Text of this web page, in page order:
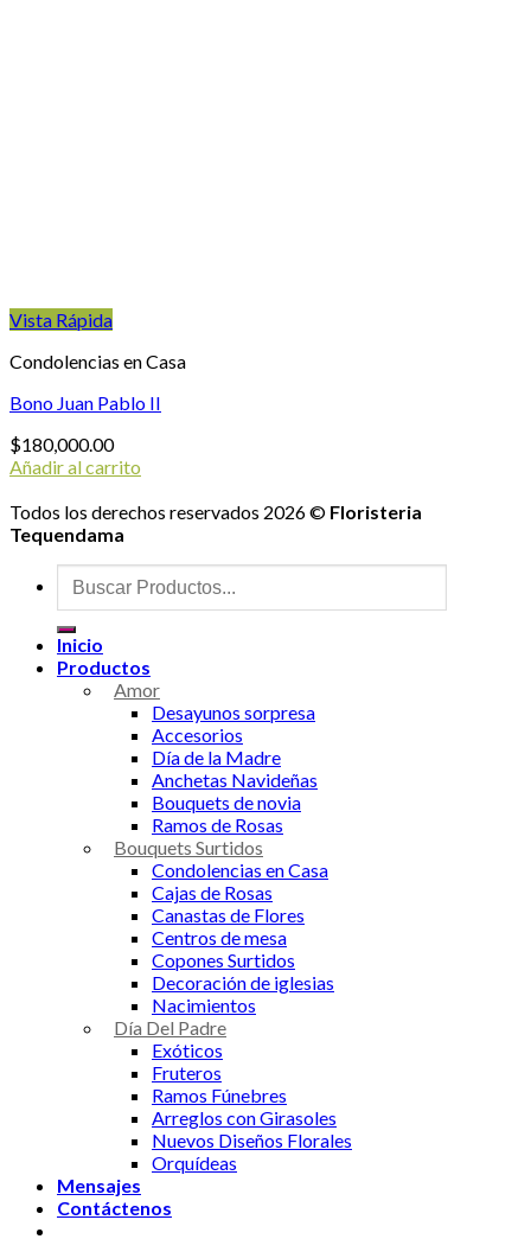
Vista Rápida
Condolencias en Casa
Bono Juan Pablo II
$180,000.00
Añadir al carrito
Todos los derechos reservados 2026 © Floristeria
Tequendama
Buscar
por:
Inicio
Productos
Amor
Desayunos sorpresa
Accesorios
Día de la Madre
Anchetas Navideñas
Bouquets de novia
Ramos de Rosas
Bouquets Surtidos
Condolencias en Casa
Cajas de Rosas
Canastas de Flores
Centros de mesa
Copones Surtidos
Decoración de iglesias
Nacimientos
Día Del Padre
Exóticos
Fruteros
Ramos Fúnebres
Arreglos con Girasoles
Nuevos Diseños Florales
Orquídeas
Mensajes
Contáctenos